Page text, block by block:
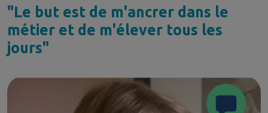
"Le but est de m'ancrer dans le
métier et de m'élever tous les
jours"